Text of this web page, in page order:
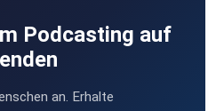
Podcasting auf
an. Erhalte